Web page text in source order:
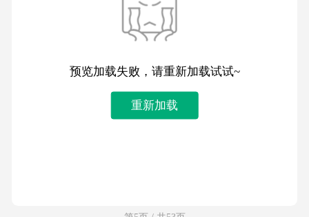
预览加载失败，请重新加载试试~
重新加载